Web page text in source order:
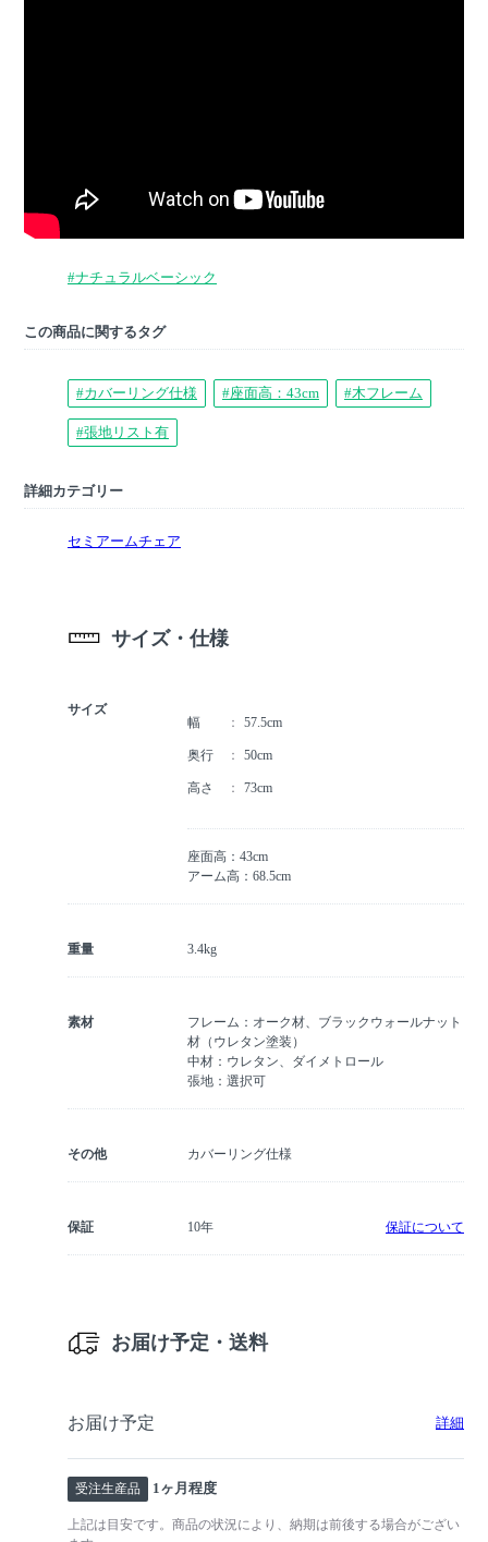
#ナチュラルベーシック
この商品に関するタグ
#カバーリング仕様 #座面高：43cm #木フレーム
#張地リスト有
詳細カテゴリー
セミアームチェア
サイズ・仕様
サイズ
幅
57.5cm
奥行 50cm
高さ 73cm
座面高：43cm
アーム高：68.5cm
重量 3.4kg
素材
フレーム：オーク材、ブラックウォールナット
材（ウレタン塗装）
中材：ウレタン、ダイメトロール
張地：選択可
その他 カバーリング仕様
保証 10年 保証について
お届け予定・送料
お届け予定 詳細
受注生産品 1ヶ月程度
上記は目安です。商品の状況により、納期は前後する場合がござい